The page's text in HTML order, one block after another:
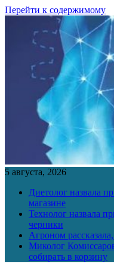
Перейти к содержимому
5 августа, 2026
Диетолог назвала
магазине
Технолог назвала
черники
Агроном
Миколог
собирать в корзину